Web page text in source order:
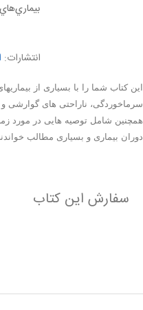
انتشارات:
این کتاب شما را با بسیاری از
سرماخوردگی، ناراحتی های گوارشی
همچنین شامل توصیه هایی در مورد
دوران بیماری و بسیاری مطالب
سفارش این کتاب